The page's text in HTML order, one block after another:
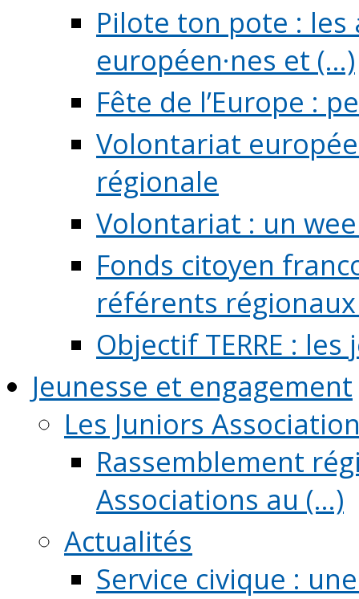
Pilote ton pote :
européen·nes et (...)
Fête de l’Europe :
Volontariat
régionale
Volontariat : un
Fonds citoyen
référents régionaux
Objectif TERRE :
Jeunesse et engagement
Les Juniors
Rassemblement
Associations au (...)
Actualités
Service civique :